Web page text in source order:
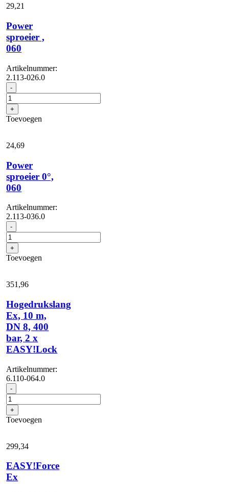
29,21
Power
sproeier ,
060
Artikelnummer:
2.113-026.0
- Power
sproeier
,
060
aantal
+
Toevoegen
24,69
Power
sproeier 0°,
060
Artikelnummer:
2.113-036.0
- Power
sproeier
0°,
060
aantal
+
Toevoegen
351,96
Hogedrukslang
Ex, 10 m,
DN 8, 400
bar, 2 x
EASY!Lock
Artikelnummer:
6.110-064.0
- Hogedrukslang
Ex,
10
m,
DN
400
bar,
2
x
EASY!Lock
+
Toevoegen
299,34
EASY!Force
Ex